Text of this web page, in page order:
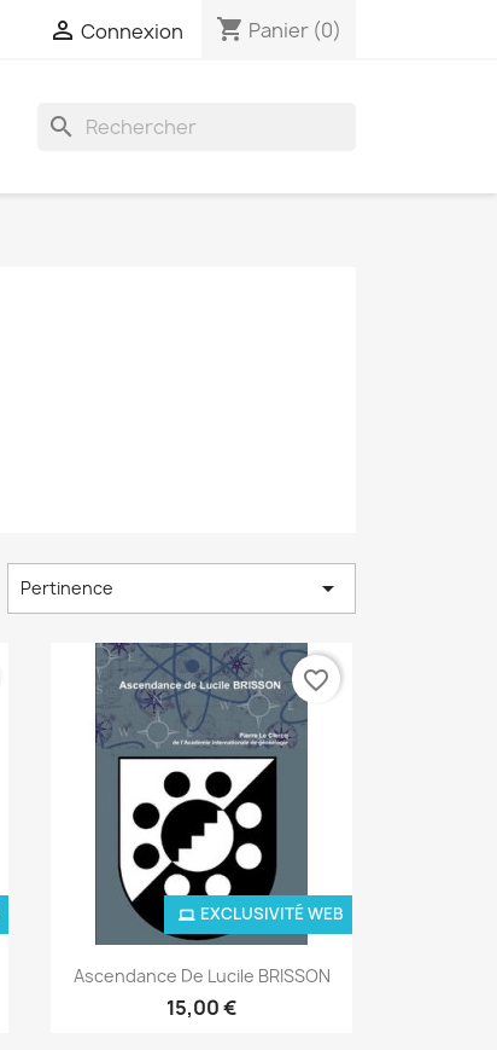
 Connexion shopping_cart Panier (0)
search
Pertinence 
Aperçu rapide
Ascendance De Lucile BRISSON
15,00 €
EXCLUSIVITÉ WEB
favorite_border